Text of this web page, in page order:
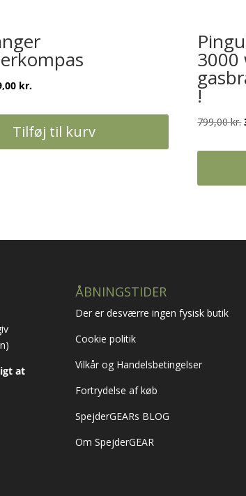
kr..
kr.Den
pris
er:
279,00 kr..
Tilføj til kurv
!
799,00kr.
at
ÅBNINGSTIDER
Der er desværre ingen fysisk butik
Cookie politik
Vilkår og Handelsbetingelser
Fortrydelse af køb
SpejderGEARs BLOG
Om SpejderGEAR